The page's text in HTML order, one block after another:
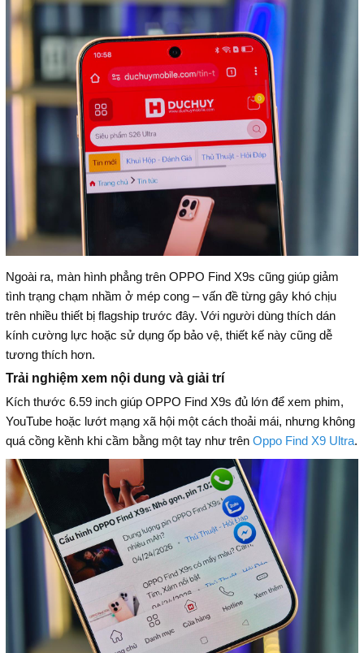
Ngoài ra, màn hình phẳng trên OPPO Find X9s cũng giúp giảm
tình trạng chạm nhầm ở mép cong – vấn đề từng gây khó chịu
trên nhiều thiết bị flagship trước đây. Với người dùng thích dán
kính cường lực hoặc sử dụng ốp bảo vệ, thiết kế này cũng dễ
tương thích hơn.
Trải nghiệm xem nội dung và giải trí
Kích thước 6.59 inch giúp OPPO Find X9s đủ lớn để xem phim,
YouTube hoặc lướt mạng xã hội một cách thoải mái, nhưng không
quá cồng kềnh khi cầm bằng một tay như trên Oppo Find X9 Ultra.